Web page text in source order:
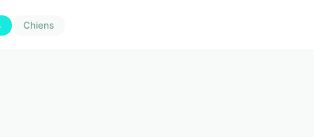
Chiens